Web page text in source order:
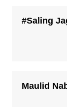
#Saling
Maulid